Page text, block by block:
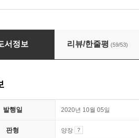
않는 사람들 (10주년 개정증보판)
서정보 리뷰/한줄평 (59/53)
발행일 2020년 10월 05일
판형 양장